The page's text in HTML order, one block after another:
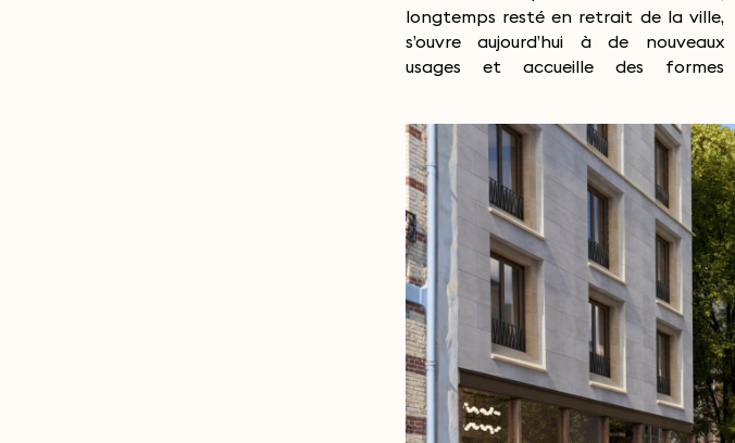
longtemps resté en retrait de la ville,
s’ouvre aujourd’hui à de nouveaux
usages et accueille des formes
logique d’équilibre entre permanence